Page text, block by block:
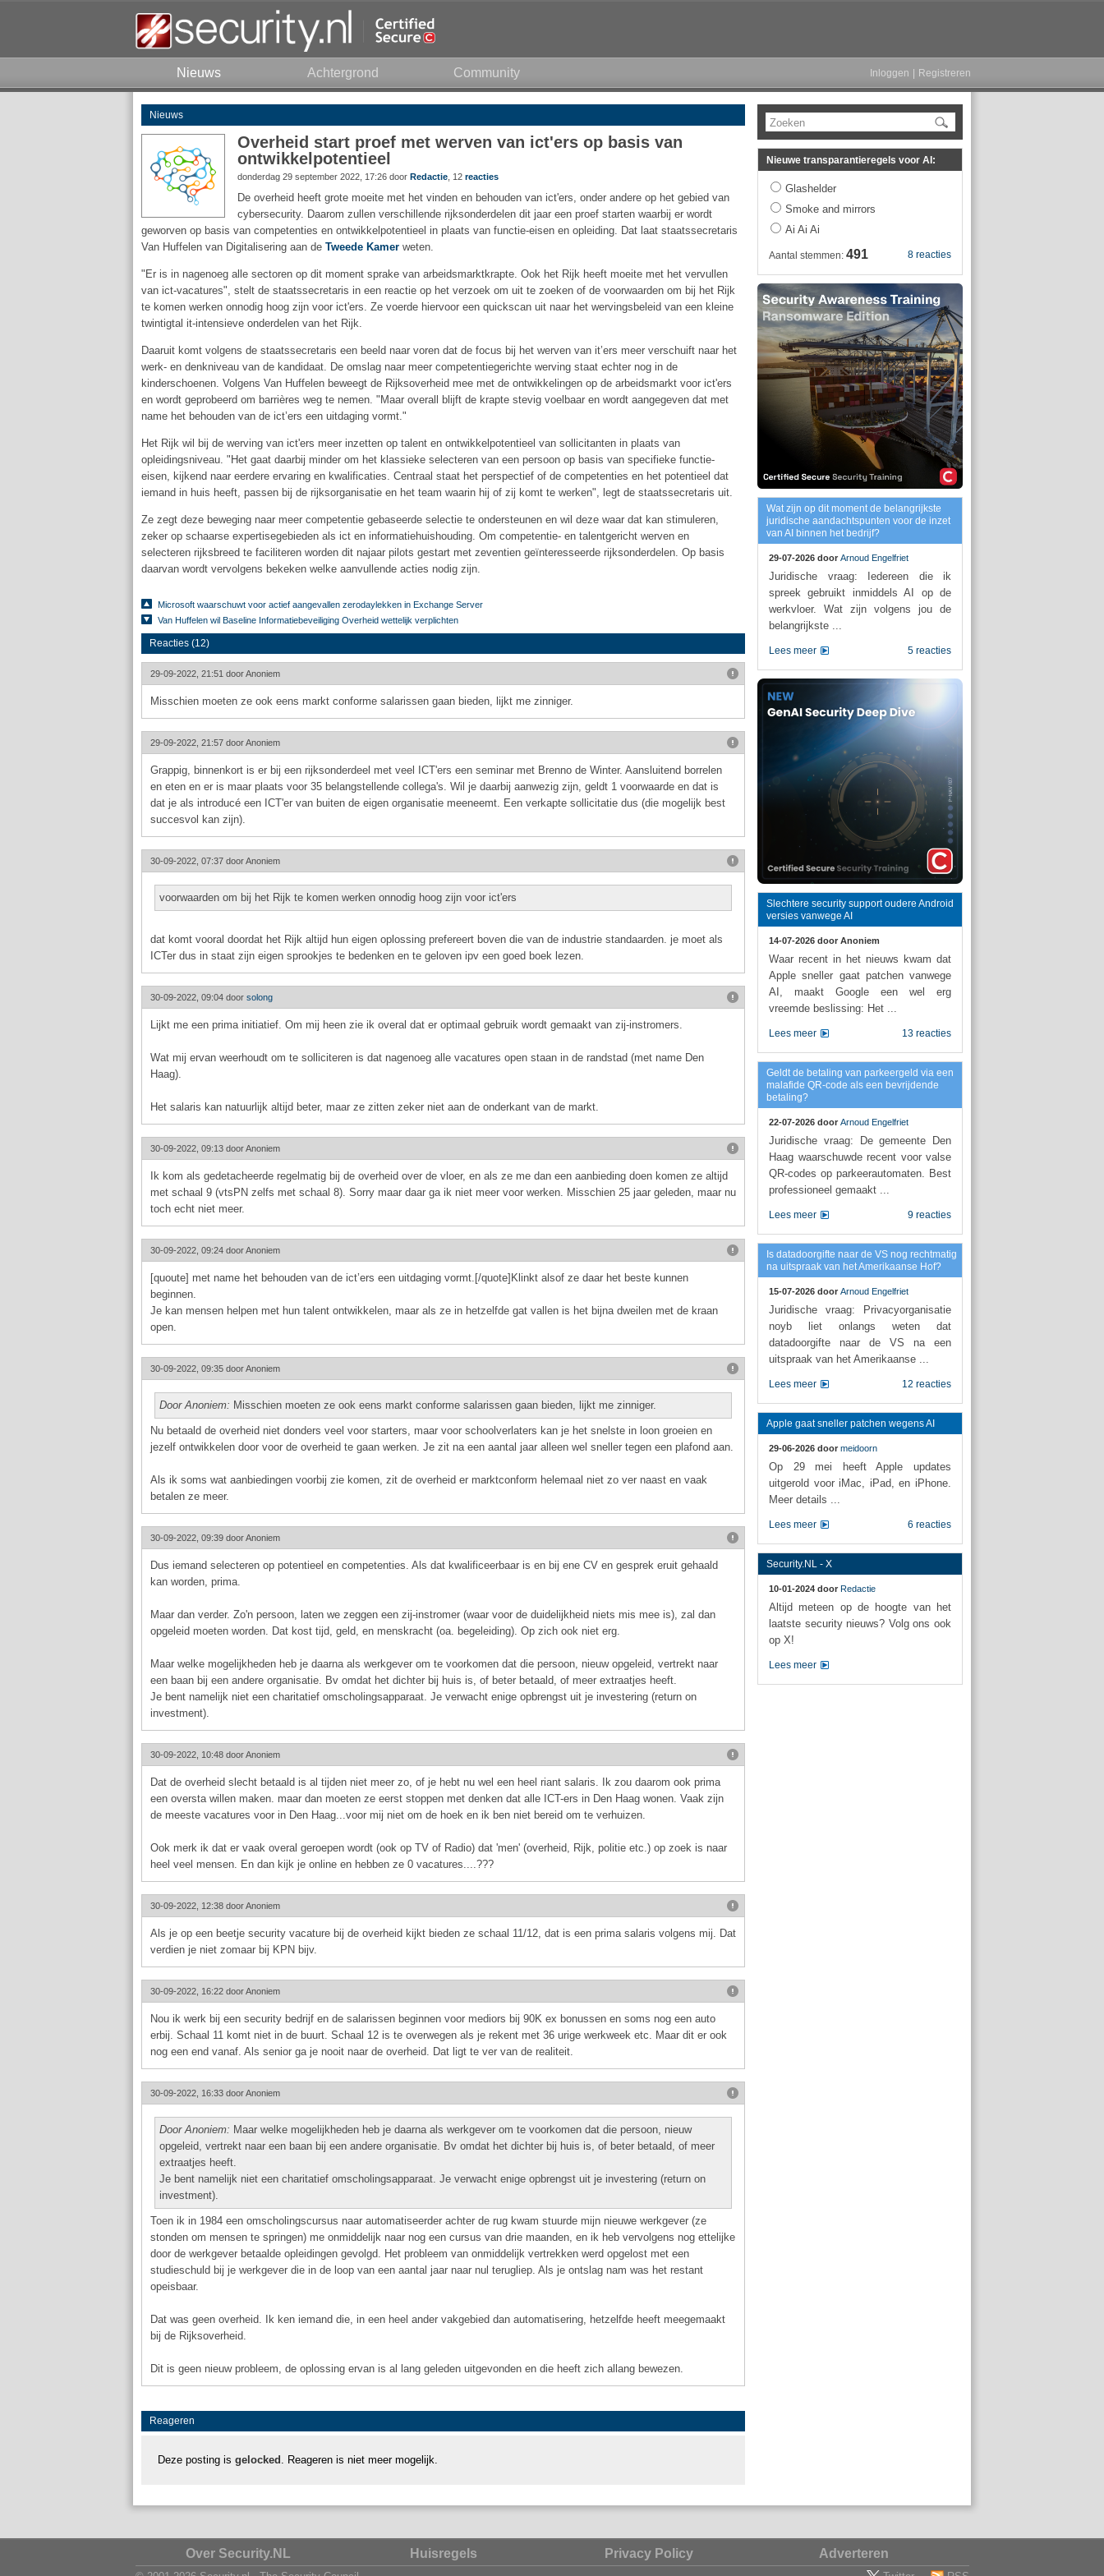
Nieuws Achtergrond Community Inloggen Registreren
Nieuws
Overheid start proef met werven van ict'ers op basis van
ontwikkelpotentieel
donderdag 29 september 2022, 17:26 door Redactie , 12 reacties
De overheid heeft grote moeite met het vinden en behouden van ict'ers, onder andere op het gebied van
cybersecurity. Daarom zullen verschillende rijksonderdelen dit jaar een proef starten waarbij er wordt
geworven op basis van competenties en ontwikkelpotentieel in plaats van functie-eisen en opleiding. Dat laat staatssecretaris
Van Huffelen van Digitalisering aan de Tweede Kamer weten.
"Er is in nagenoeg alle sectoren op dit moment sprake van arbeidsmarktkrapte. Ook het Rijk heeft moeite met het vervullen
van ict-vacatures", stelt de staatssecretaris in een reactie op het verzoek om uit te zoeken of de voorwaarden om bij het Rijk
te komen werken onnodig hoog zijn voor ict'ers. Ze voerde hiervoor een quickscan uit naar het wervingsbeleid van een kleine
twintigtal it-intensieve onderdelen van het Rijk.
Daaruit komt volgens de staatssecretaris een beeld naar voren dat de focus bij het werven van it’ers meer verschuift naar het
werk- en denkniveau van de kandidaat. De omslag naar meer competentiegerichte werving staat echter nog in de
kinderschoenen. Volgens Van Huffelen beweegt de Rijksoverheid mee met de ontwikkelingen op de arbeidsmarkt voor ict'ers
en wordt geprobeerd om barrières weg te nemen. "Maar overall blijft de krapte stevig voelbaar en wordt aangegeven dat met
name het behouden van de ict’ers een uitdaging vormt."
Het Rijk wil bij de werving van ict'ers meer inzetten op talent en ontwikkelpotentieel van sollicitanten in plaats van
opleidingsniveau. "Het gaat daarbij minder om het klassieke selecteren van een persoon op basis van specifieke functie-
eisen, kijkend naar eerdere ervaring en kwalificaties. Centraal staat het perspectief of de competenties en het potentieel dat
iemand in huis heeft, passen bij de rijksorganisatie en het team waarin hij of zij komt te werken", legt de staatssecretaris uit.
Ze zegt deze beweging naar meer competentie gebaseerde selectie te ondersteunen en wil deze waar dat kan stimuleren,
zeker op schaarse expertisegebieden als ict en informatiehuishouding. Om competentie- en talentgericht werven en
selecteren rijksbreed te faciliteren worden dit najaar pilots gestart met zeventien geïnteresseerde rijksonderdelen. Op basis
daarvan wordt vervolgens bekeken welke aanvullende acties nodig zijn.
Microsoft waarschuwt voor actief aangevallen zerodaylekken in Exchange Server
Van Huffelen wil Baseline Informatiebeveiliging Overheid wettelijk verplichten
Reacties (12)
29-09-2022, 21:51 doorAnoniem
Misschien moeten ze ook eens markt conforme salarissen gaan bieden, lijkt me zinniger.
29-09-2022, 21:57 doorAnoniem
Grappig, binnenkort is er bij een rijksonderdeel met veel ICT'ers een seminar met Brenno de Winter. Aansluitend borrelen
en eten en er is maar plaats voor 35 belangstellende collega's. Wil je daarbij aanwezig zijn, geldt 1 voorwaarde en dat is
dat je als introducé een ICT'er van buiten de eigen organisatie meeneemt. Een verkapte sollicitatie dus (die mogelijk best
succesvol kan zijn).
30-09-2022, 07:37 doorAnoniem
voorwaarden om bij het Rijk te komen werken onnodig hoog zijn voor ict'ers
dat komt vooral doordat het Rijk altijd hun eigen oplossing prefereert boven die van de industrie standaarden. je moet als
ICTer dus in staat zijn eigen sprookjes te bedenken en te geloven ipv een goed boek lezen.
30-09-2022, 09:04 door solong
Lijkt me een prima initiatief. Om mij heen zie ik overal dat er optimaal gebruik wordt gemaakt van zij-instromers.
Wat mij ervan weerhoudt om te solliciteren is dat nagenoeg alle vacatures open staan in de randstad (met name Den
Haag).
Het salaris kan natuurlijk altijd beter, maar ze zitten zeker niet aan de onderkant van de markt.
30-09-2022, 09:13 doorAnoniem
Ik kom als gedetacheerde regelmatig bij de overheid over de vloer, en als ze me dan een aanbieding doen komen ze altijd
met schaal 9 (vtsPN zelfs met schaal 8). Sorry maar daar ga ik niet meer voor werken. Misschien 25 jaar geleden, maar nu
toch echt niet meer.
30-09-2022, 09:24 doorAnoniem
[quoute] met name het behouden van de ict’ers een uitdaging vormt.[/quote]Klinkt alsof ze daar het beste kunnen
beginnen.
Je kan mensen helpen met hun talent ontwikkelen, maar als ze in hetzelfde gat vallen is het bijna dweilen met de kraan
open.
30-09-2022, 09:35 doorAnoniem
Door Anoniem: Misschien moeten ze ook eens markt conforme salarissen gaan bieden, lijkt me zinniger.
Nu betaald de overheid niet donders veel voor starters, maar voor schoolverlaters kan je het snelste in loon groeien en
jezelf ontwikkelen door voor de overheid te gaan werken. Je zit na een aantal jaar alleen wel sneller tegen een plafond aan.
Als ik soms wat aanbiedingen voorbij zie komen, zit de overheid er marktconform helemaal niet zo ver naast en vaak
betalen ze meer.
30-09-2022, 09:39 doorAnoniem
Dus iemand selecteren op potentieel en competenties. Als dat kwalificeerbaar is en bij ene CV en gesprek eruit gehaald
kan worden, prima.
Maar dan verder. Zo'n persoon, laten we zeggen een zij-instromer (waar voor de duidelijkheid niets mis mee is), zal dan
opgeleid moeten worden. Dat kost tijd, geld, en menskracht (oa. begeleiding). Op zich ook niet erg.
Maar welke mogelijkheden heb je daarna als werkgever om te voorkomen dat die persoon, nieuw opgeleid, vertrekt naar
een baan bij een andere organisatie. Bv omdat het dichter bij huis is, of beter betaald, of meer extraatjes heeft.
Je bent namelijk niet een charitatief omscholingsapparaat. Je verwacht enige opbrengst uit je investering (return on
investment).
30-09-2022, 10:48 doorAnoniem
Dat de overheid slecht betaald is al tijden niet meer zo, of je hebt nu wel een heel riant salaris. Ik zou daarom ook prima
een oversta willen maken. maar dan moeten ze eerst stoppen met denken dat alle ICT-ers in Den Haag wonen. Vaak zijn
de meeste vacatures voor in Den Haag...voor mij niet om de hoek en ik ben niet bereid om te verhuizen.
Ook merk ik dat er vaak overal geroepen wordt (ook op TV of Radio) dat 'men' (overheid, Rijk, politie etc.) op zoek is naar
heel veel mensen. En dan kijk je online en hebben ze 0 vacatures....???
30-09-2022, 12:38 doorAnoniem
Als je op een beetje security vacature bij de overheid kijkt bieden ze schaal 11/12, dat is een prima salaris volgens mij. Dat
verdien je niet zomaar bij KPN bijv.
30-09-2022, 16:22 doorAnoniem
Nou ik werk bij een security bedrijf en de salarissen beginnen voor mediors bij 90K ex bonussen en soms nog een auto
erbij. Schaal 11 komt niet in de buurt. Schaal 12 is te overwegen als je rekent met 36 urige werkweek etc. Maar dit er ook
nog een end vanaf. Als senior ga je nooit naar de overheid. Dat ligt te ver van de realiteit.
30-09-2022, 16:33 doorAnoniem
Door Anoniem: Maar welke mogelijkheden heb je daarna als werkgever om te voorkomen dat die persoon, nieuw
opgeleid, vertrekt naar een baan bij een andere organisatie. Bv omdat het dichter bij huis is, of beter betaald, of meer
extraatjes heeft.
Je bent namelijk niet een charitatief omscholingsapparaat. Je verwacht enige opbrengst uit je investering (return on
investment).
Toen ik in 1984 een omscholingscursus naar automatiseerder achter de rug kwam stuurde mijn nieuwe werkgever (ze
stonden om mensen te springen) me onmiddelijk naar nog een cursus van drie maanden, en ik heb vervolgens nog ettelijke
door de werkgever betaalde opleidingen gevolgd. Het probleem van onmiddelijk vertrekken werd opgelost met een
studieschuld bij je werkgever die in de loop van een aantal jaar naar nul terugliep. Als je ontslag nam was het restant
opeisbaar.
Dat was geen overheid. Ik ken iemand die, in een heel ander vakgebied dan automatisering, hetzelfde heeft meegemaakt
bij de Rijksoverheid.
Dit is geen nieuw probleem, de oplossing ervan is al lang geleden uitgevonden en die heeft zich allang bewezen.
Reageren
Deze posting is gelocked . Reageren is niet meer mogelijk.
Zoeken
Nieuwe transparantieregels voor AI:
Glashelder
Smoke and mirrors
Ai Ai Ai
8 reacties
Aantal stemmen: 491
Wat zijn op dit moment de belangrijkste
juridische aandachtspunten voor de inzet
van AI binnen het bedrijf?
29-07-2026 door Arnoud Engelfriet
Juridische vraag: Iedereen die ik
spreek gebruikt inmiddels AI op de
werkvloer. Wat zijn volgens jou de
belangrijkste ...
5 reacties
Lees meer
Slechtere security support oudere Android
versies vanwege AI
14-07-2026 door Anoniem
Waar recent in het nieuws kwam dat
Apple sneller gaat patchen vanwege
AI, maakt Google een wel erg
vreemde beslissing: Het ...
13 reacties
Lees meer
Geldt de betaling van parkeergeld via een
malafide QR-code als een bevrijdende
betaling?
22-07-2026 door Arnoud Engelfriet
Juridische vraag: De gemeente Den
Haag waarschuwde recent voor valse
QR-codes op parkeerautomaten. Best
professioneel gemaakt ...
9 reacties
Lees meer
Is datadoorgifte naar de VS nog rechtmatig
na uitspraak van het Amerikaanse Hof?
15-07-2026 door Arnoud Engelfriet
Juridische vraag: Privacyorganisatie
noyb liet onlangs weten dat
datadoorgifte naar de VS na een
uitspraak van het Amerikaanse ...
12 reacties
Lees meer
Apple gaat sneller patchen wegens AI
29-06-2026 door meidoorn
Op 29 mei heeft Apple updates
uitgerold voor iMac, iPad, en iPhone.
Meer details ...
6 reacties
Lees meer
Security.NL - X
10-01-2024 door Redactie
Altijd meteen op de hoogte van het
laatste security nieuws? Volg ons ook
op X!
Lees meer
Over Security.NL Huisregels Privacy Policy Adverteren